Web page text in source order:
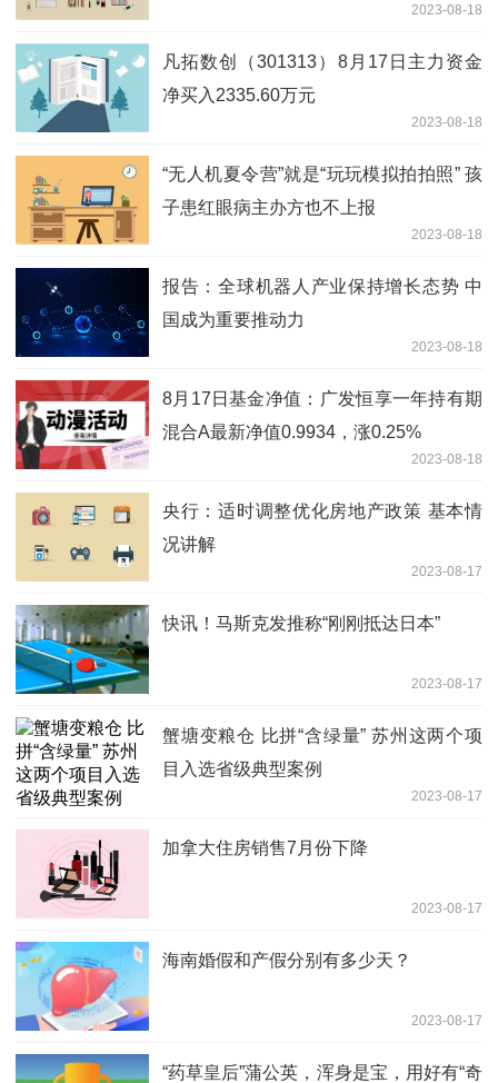
2023-08-18
凡拓数创（301313）8月17日主力资金
净买入2335.60万元
2023-08-18
“无人机夏令营”就是“玩玩模拟拍拍照” 孩
子患红眼病主办方也不上报
2023-08-18
报告：全球机器人产业保持增长态势 中
国成为重要推动力
2023-08-18
8月17日基金净值：广发恒享一年持有期
混合A最新净值0.9934，涨0.25%
2023-08-18
央行：适时调整优化房地产政策 基本情
况讲解
2023-08-17
快讯！马斯克发推称“刚刚抵达日本”
2023-08-17
蟹塘变粮仓 比拼“含绿量” 苏州这两个项
目入选省级典型案例
2023-08-17
加拿大住房销售7月份下降
2023-08-17
海南婚假和产假分别有多少天？
2023-08-17
“药草皇后”蒲公英，浑身是宝，用好有“奇